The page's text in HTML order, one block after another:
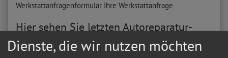
Werkstattanfragenformular Ihre Werkstattanfrage
Hier sehen Sie letzten Autoreparatur-
Anfragen in Rhumspringe
Dienste, die wir nutzen möchten